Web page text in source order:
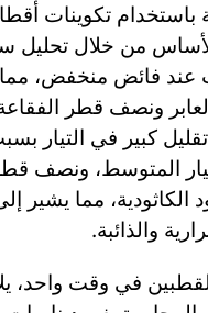
باستخدام تكوينات
من خلال
عند فائض منخفض،
العابر ونصف قطر
كبير في التيار
المتوسط، ونصف
الكاثودية، مما يشير
والذائبة.
في وقت واحد،